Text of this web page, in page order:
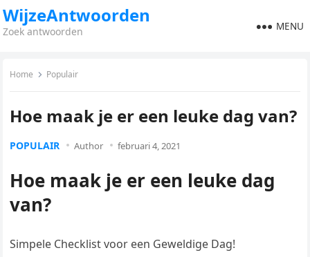
WijzeAntwoorden
Zoek antwoorden MENU
Home Populair
Hoe maak je er een leuke dag van?
POPULAIR Author februari 4, 2021
Hoe maak je er een leuke dag
van?
Simpele Checklist voor een Geweldige Dag!